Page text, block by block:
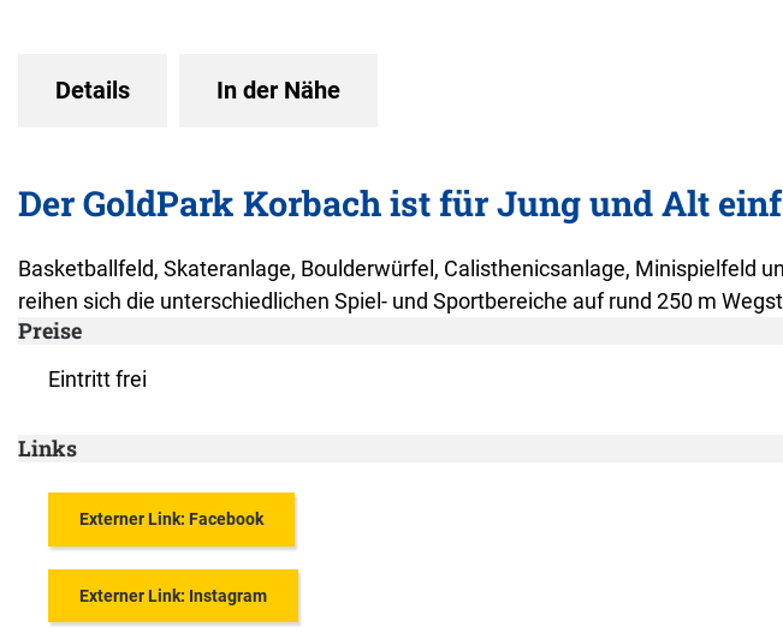
Details In der Nähe
Der GoldPark Korbach ist für Jung und Alt
Basketballfeld, Skateranlage, Boulderwürfel, Calisthenicsanlage, Minispielfeld
reihen sich die unterschiedlichen Spiel- und Sportbereiche auf rund 250 m
Preise
Eintritt frei
Links
Externer Link: Facebook
Externer Link: Instagram